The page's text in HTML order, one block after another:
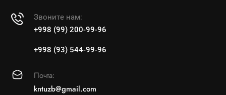
Звоните нам:
+998 (99) 200-99-96
+998 (93) 544-99-96
Почта:
kntuzb@gmail.com